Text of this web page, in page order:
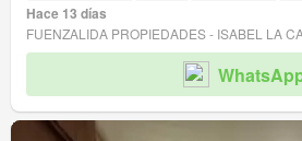
Hace 13 días
FUENZALIDA PROPIEDADES - ISABEL LA